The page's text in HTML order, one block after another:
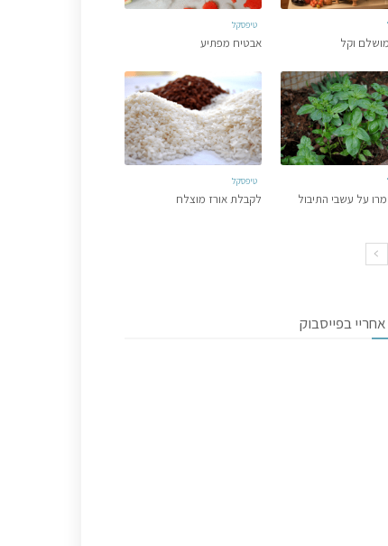
וקל
טיפסקל
אבטיח מפתיע
על עשבי התיבול
טיפסקל
לקבלת אורז מוצלח
בפייסבוק